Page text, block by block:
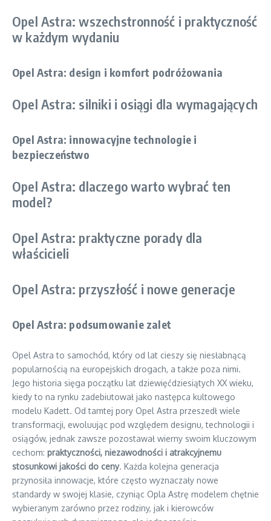
Opel Astra: wszechstronność i praktyczność
w każdym wydaniu
Opel Astra: design i komfort podróżowania
Opel Astra: silniki i osiągi dla wymagających
Opel Astra: innowacyjne technologie i
bezpieczeństwo
Opel Astra: dlaczego warto wybrać ten
model?
Opel Astra: praktyczne porady dla
właścicieli
Opel Astra: przyszłość i nowe generacje
Opel Astra: podsumowanie zalet
Opel Astra to samochód, który od lat cieszy się niesłabnącą
popularnością na europejskich drogach, a także poza nimi.
Jego historia sięga początku lat dziewięćdziesiątych XX wieku,
kiedy to na rynku zadebiutował jako następca kultowego
modelu Kadett. Od tamtej pory Opel Astra przeszedł wiele
transformacji, ewoluując pod względem designu, technologii i
osiągów, jednak zawsze pozostawał wierny swoim kluczowym
cechom: praktyczności, niezawodności i atrakcyjnemu
stosunkowi jakości do ceny. Każda kolejna generacja
przynosiła innowacje, które często wyznaczały nowe
standardy w swojej klasie, czyniąc Opla Astrę modelem chętnie
wybieranym zarówno przez rodziny, jak i kierowców